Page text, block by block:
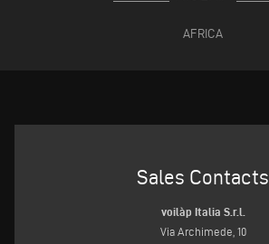
AFRICA
Sales Contacts
voilàp Italia S.r.l.
Via Archimede, 10